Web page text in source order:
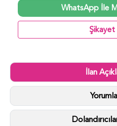
WhatsApp İle
Şikayet
İlan